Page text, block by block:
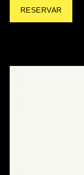
RESERVAR